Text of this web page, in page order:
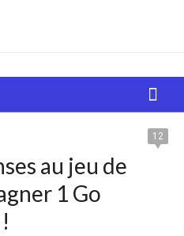
boîte de chocolats… On
on va tomber !
12
au jeu de
1 Go